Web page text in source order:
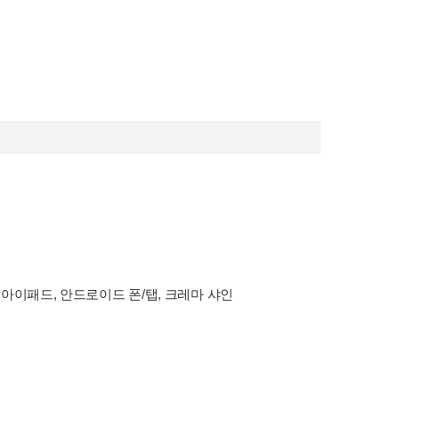
이패드, 안드로이드 폰/탭, 크레마 샤인